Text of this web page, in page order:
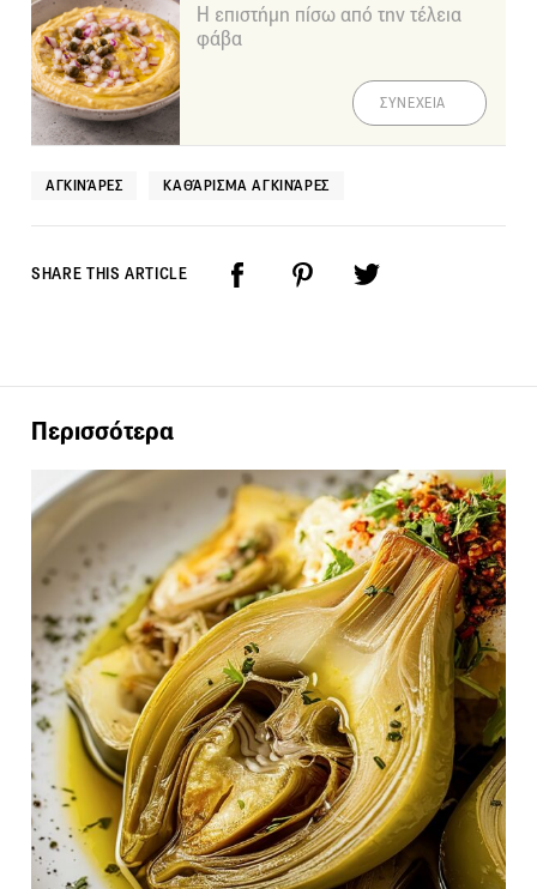
Η επιστήμη πίσω από την τέλεια
φάβα
ΣΥΝΕΧΕΙΑ
ΑΓΚΙΝΆΡΕΣ ΚΑΘΆΡΙΣΜΑ ΑΓΚΙΝΆΡΕΣ
SHARE THIS ARTICLE
Περισσότερα